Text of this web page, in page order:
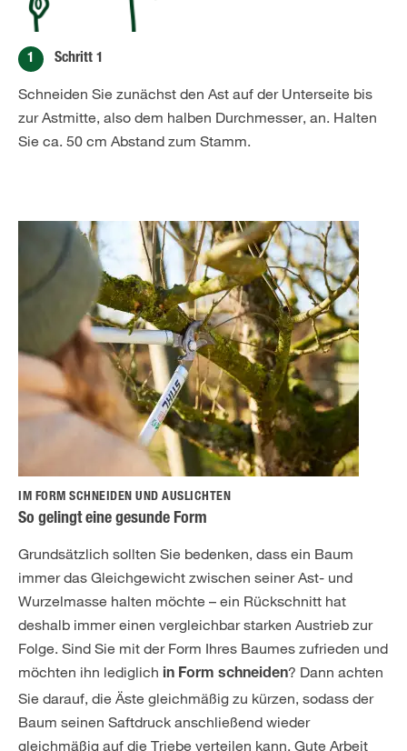
1 Schritt 1
Schneiden Sie zunächst den Ast auf der Unterseite bis
zur Astmitte, also dem halben Durchmesser, an. Halten
Sie ca. 50 cm Abstand zum Stamm.
IM FORM SCHNEIDEN UND AUSLICHTEN
So gelingt eine gesunde Form
Grundsätzlich sollten Sie bedenken, dass ein Baum
immer das Gleichgewicht zwischen seiner Ast- und
Wurzelmasse halten möchte – ein Rückschnitt hat
deshalb immer einen vergleichbar starken Austrieb zur
Folge. Sind Sie mit der Form Ihres Baumes zufrieden und
möchten ihn lediglich in Form schneiden? Dann achten
Sie darauf, die Äste gleichmäßig zu kürzen, sodass der
Baum seinen Saftdruck anschließend wieder
gleichmäßig auf die Triebe verteilen kann. Gute Arbeit